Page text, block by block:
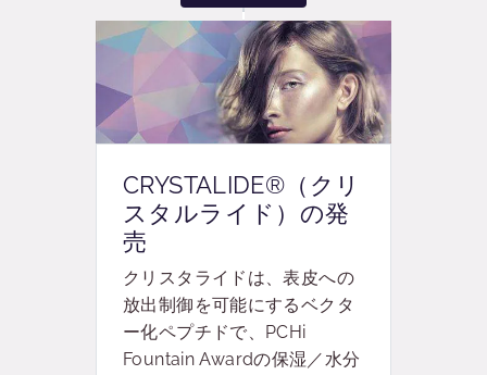
CRYSTALIDE®（クリ
スタルライド）の発
売
クリスタライド は、表皮への
放出制御を可能にするベクタ
ー化ペプチドで、PCHi
Fountain Awardの保湿／水分